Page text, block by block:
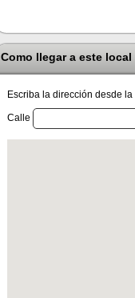
Como llegar a este local
Escriba la dirección desde
Calle